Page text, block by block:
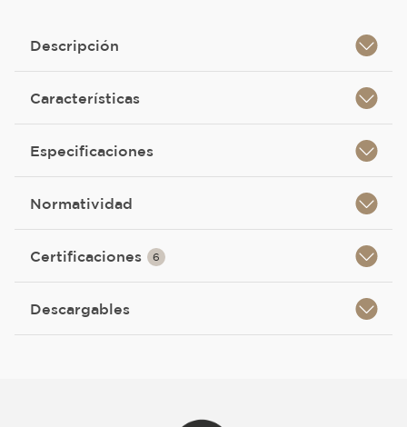
Descripción
Características
Especificaciones
Normatividad
Certificaciones 6
Descargables